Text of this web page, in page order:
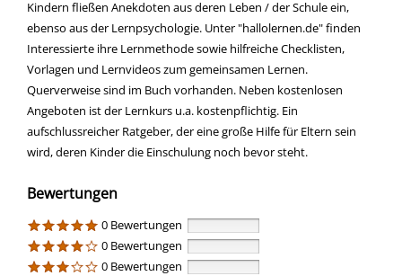
Kindern fließen Anekdoten aus deren Leben / der Schule ein,
ebenso aus der Lernpsychologie. Unter "hallolernen.de" finden
Interessierte ihre Lernmethode sowie hilfreiche Checklisten,
Vorlagen und Lernvideos zum gemeinsamen Lernen.
Querverweise sind im Buch vorhanden. Neben kostenlosen
Angeboten ist der Lernkurs u.a. kostenpflichtig. Ein
aufschlussreicher Ratgeber, der eine große Hilfe für Eltern sein
wird, deren Kinder die Einschulung noch bevor steht.
Bewertungen
0 Bewertungen
0 Bewertungen
0 Bewertungen